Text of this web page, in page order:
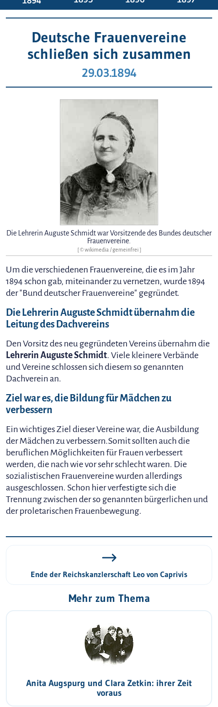
Deutsche Frauenvereine
schließen sich zusammen
29.03.1894
Die Lehrerin Auguste Schmidt war Vorsitzende des Bundes deutscher
Frauenvereine.
[ © wikimedia / gemeinfrei ]
Um die verschiedenen Frauenvereine, die es im Jahr
1894 schon gab, miteinander zu vernetzen, wurde 1894
der "Bund deutscher Frauenvereine" gegründet.
Die LehrerinAuguste Schmidtübernahm die
Leitung des Dachvereins
Den Vorsitz des neu gegründeten Vereins übernahm die
Lehrerin Auguste Schmidt. Viele kleinere Verbände
und Vereine schlossen sich diesem so genannten
Dachverein an.
Ziel war es, die Bildung für Mädchen zu
verbessern
Ein wichtiges Ziel dieser Vereine war, die Ausbildung
der Mädchen zu verbessern.Somit sollten auch die
beruflichen Möglichkeiten für Frauen verbessert
werden, die nach wie vor sehr schlecht waren. Die
sozialistischen Frauenvereine wurden allerdings
ausgeschlossen. Schon hier verfestigte sich die
Trennung zwischen der so genannten bürgerlichen und
der proletarischen Frauenbewegung.
Ende der Reichskanzlerschaft Leo von Caprivis
Mehr zum Thema
Anita Augspurg und Clara Zetkin: ihrer Zeit
voraus